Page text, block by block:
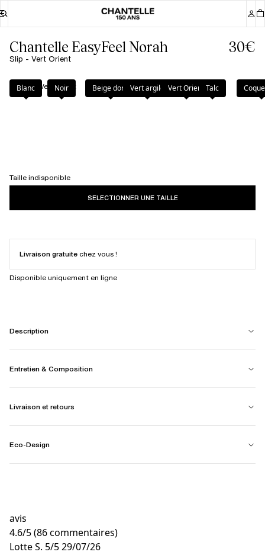
Chantelle EasyFeel Norah
Slip - Vert Orient
30€
Couleur Vert Orient
Blanc Noir Beige doré Vert argile Vert Orient Talc
Taille indisponible
SELECTIONNER UNE TAILLE
Livraison gratuite chez vous !
Disponible uniquement en ligne
Description
Entretien & Composition
Livraison et retours
Eco-Design
avis
4.6/5(86 commentaires)
Lotte S. 5/529/07/26